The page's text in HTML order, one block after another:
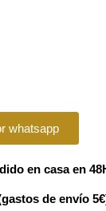
whatsapp
en casa en
de envío